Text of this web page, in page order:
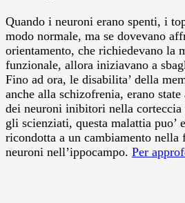
Quando i neuroni erano spenti, i
modo normale, ma se dovevano
orientamento, che richiedevano la
funzionale, allora iniziavano a
Fino ad ora, le disabilita’ della
anche alla schizofrenia, erano
dei neuroni inibitori nella corteccia
gli scienziati, questa malattia puo’
ricondotta a un cambiamento nella
neuroni nell’ippocampo. Per